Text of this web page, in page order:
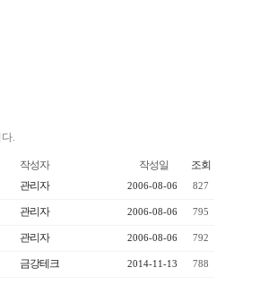
.
작성자 작성일 조회
관리자 2006-08-06 827
관리자 2006-08-06 795
관리자 2006-08-06 792
금강테크 2014-11-13 788